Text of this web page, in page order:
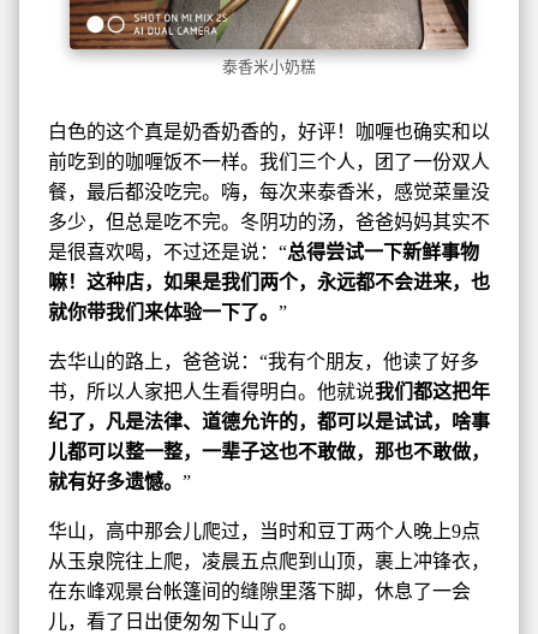
泰香米小奶糕
白色的这个真是奶香奶香的，好评！咖喱也确实和以
前吃到的咖喱饭不一样。我们三个人，团了一份双人
餐，最后都没吃完。嗨，每次来泰香米，感觉菜量没
多少，但总是吃不完。冬阴功的汤，爸爸妈妈其实不
是很喜欢喝，不过还是说：“总得尝试一下新鲜事物
嘛！这种店，如果是我们两个，永远都不会进来，也
就你带我们来体验一下了。 ”
去华山的路上，爸爸说：“我有个朋友，他读了好多
书，所以人家把人生看得明白。他就说我们都这把年
纪了，凡是法律、道德允许的，都可以是试试，啥事
儿都可以整一整，一辈子这也不敢做，那也不敢做，
就有好多遗憾。 ”
华山，高中那会儿爬过，当时和豆丁两个人晚上9点
从玉泉院往上爬，凌晨五点爬到山顶，裹上冲锋衣，
在东峰观景台帐篷间的缝隙里落下脚，休息了一会
儿，看了日出便匆匆下山了。